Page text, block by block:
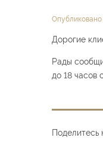
Опубликовано
Дорогие
Рады
до 18 часов
Поделитесь